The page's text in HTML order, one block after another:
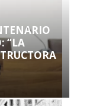
“LA